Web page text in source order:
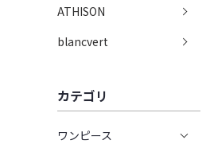
ATHISON
blancvert
カテゴリ
ワンピース